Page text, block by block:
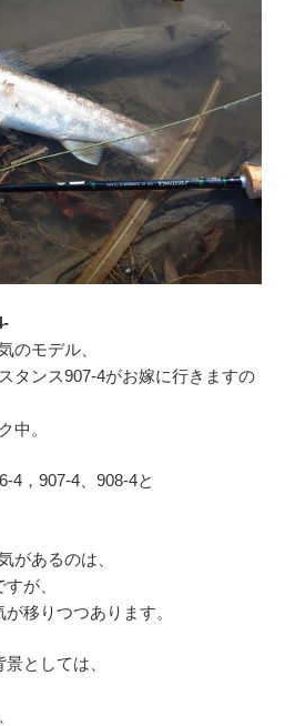
のモデル、
タンス907-4がお嫁に行きますの
中。
4，907-4、908-4と
があるのは、
が、
移りつつあります。
としては、